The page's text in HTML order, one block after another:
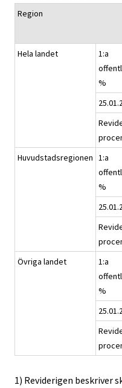
Region
Hela landet
1:a
%
Huvudstadsregionen 1:a
%
Övriga landet
1:a
%
1) Reviderigen beskriver